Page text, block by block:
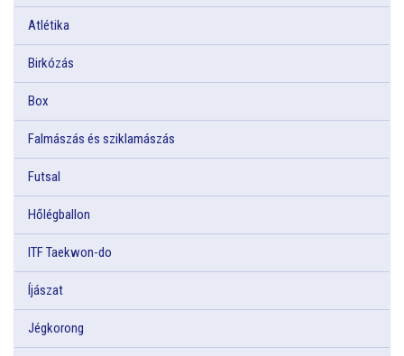
Atlétika
Birkózás
Box
Falmászás és sziklamászás
Futsal
Hőlégballon
ITF Taekwon-do
Íjászat
Jégkorong